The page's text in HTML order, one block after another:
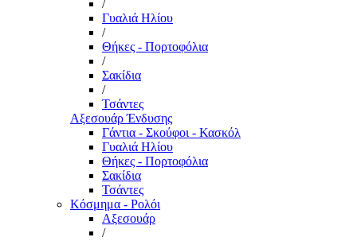
/
Γυαλιά Ηλίου
/
Θήκες - Πορτοφόλια
/
Σακίδια
/
Τσάντες
Αξεσουάρ Ένδυσης
Γάντια - Σκούφοι - Κασκόλ
Γυαλιά Ηλίου
Θήκες - Πορτοφόλια
Σακίδια
Τσάντες
Κόσμημα - Ρολόι
Αξεσουάρ
/